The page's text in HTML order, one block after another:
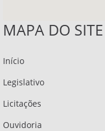
MAPA DO SITE
Início
Legislativo
Licitações
Ouvidoria